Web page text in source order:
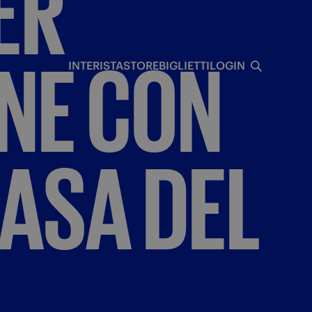
INTERISTASTOREBIGLIETTILOGIN
CON
DEL